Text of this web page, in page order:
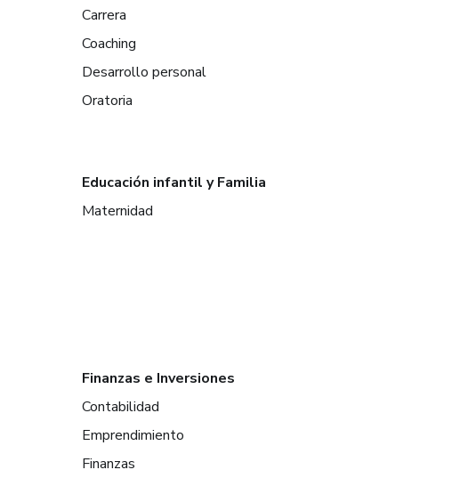
Carrera
Coaching
Desarrollo personal
Oratoria
Educación infantil y Familia
Maternidad
Finanzas e Inversiones
Contabilidad
Emprendimiento
Finanzas